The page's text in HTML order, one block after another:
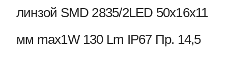
линзой SMD 2835/2LED 50x16x11
мм max1W 130 Lm IP67 Пр. 14,5